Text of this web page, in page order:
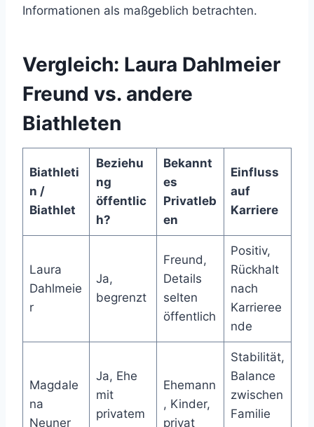
Informationen als maßgeblich betrachten.
Vergleich: Laura Dahlmeier
Freund vs. andere
Biathleten
Biathleti
n /
Biathlet
Beziehu
ng
öffentlic
h?
Bekannt
es
Privatleb
en
Einfluss
auf
Karriere
Laura
Dahlmeie
r
Ja,
begrenzt
Freund,
Details
selten
öffentlich
Positiv,
Rückhalt
nach
Karrieree
nde
Magdale
na
Neuner
Ja, Ehe
mit
privatem
Ehemann
, Kinder,
privat
Stabilität,
Balance
zwischen
Familie